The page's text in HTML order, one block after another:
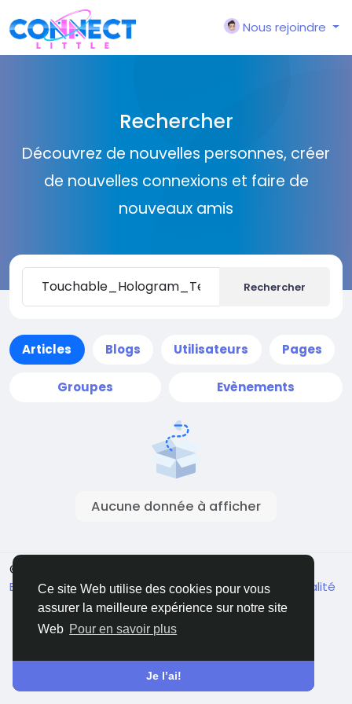
Ce site Web utilise des cookies pour vous
assurer la meilleure expérience sur notre site
Web Pour en savoir plus
Je l’ai!
Nous rejoindre
Rechercher
Découvrez de nouvelles personnes, créer
de nouvelles connexions et faire de
nouveaux amis
Rechercher
Articles Blogs Utilisateurs Pages
Groupes Evènements
Aucune donnée à afficher
© 2026 Connect Little
Environ Conditions générale de vente Confidentialité
Contactez nous Annuaire